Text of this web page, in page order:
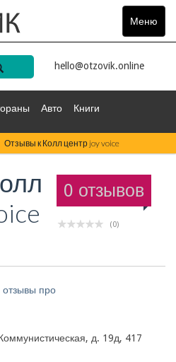
Меню
Toggle
hello@otzovik.online
Авто Книги
Путешествия
Отзывы к Колл центр joy voice
0 отзывов
(0)
д. 19д, 417